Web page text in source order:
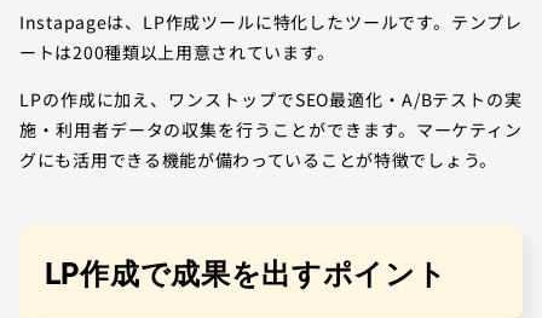
Instapageは、LP作成ツールに特化したツールです。テンプレ
ートは200種類以上用意されています。
LPの作成に加え、ワンストップでSEO最適化・A/Bテストの実
施・利用者データの収集を行うことができます。マーケティン
グにも活用できる機能が備わっていることが特徴でしょう。
LP作成で成果を出すポイント